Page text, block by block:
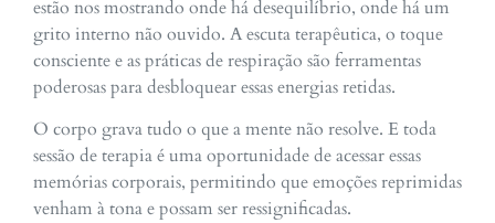
estão nos mostrando onde há desequilíbrio, onde há um
grito interno não ouvido. A escuta terapêutica, o toque
consciente e as práticas de respiração são ferramentas
poderosas para desbloquear essas energias retidas.
O corpo grava tudo o que a mente não resolve. E toda
sessão de terapia é uma oportunidade de acessar essas
memórias corporais, permitindo que emoções reprimidas
venham à tona e possam ser ressignificadas.